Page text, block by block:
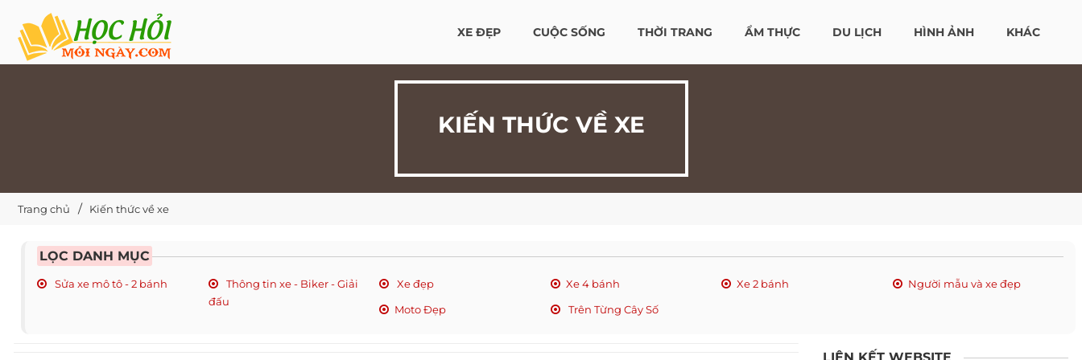
XE ĐẸP CUỘC SỐNG THỜI TRANG ẨM THỰC DU LỊCH HÌNH ẢNH KHÁC
KIẾN THỨC VỀ XE
Trang chủ Kiến thức về xe
LỌC DANH MỤC
Sửa xe mô tô - 2 bánh
Thông tin xe - Biker - Giải
đấu
Xe đẹp Xe 4 bánh Xe 2 bánh
Người mẫu và xe đẹp
Moto Đẹp
Trên Từng Cây Số